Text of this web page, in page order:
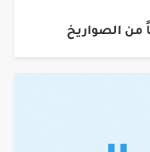
من الصواريخ